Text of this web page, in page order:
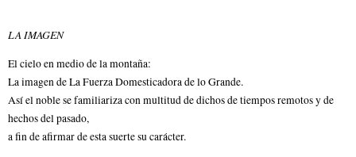
LA IMAGEN
El cielo en medio de la montaña:
La imagen de La Fuerza Domesticadora de lo Grande.
Así el noble se familiariza con multitud de dichos de tiempos remotos y de
hechos del pasado,
a fin de afirmar de esta suerte su carácter.